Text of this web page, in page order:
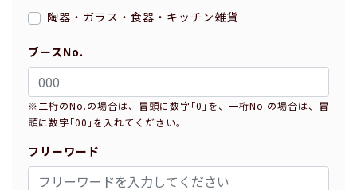
陶器・ガラス・食器・キッチン雑貨
ブースNo.
※二桁のNo.の場合は、冒頭に数字｢0｣を、一桁No.の場合は、冒
頭に数字｢00｣を入れてください。
フリーワード